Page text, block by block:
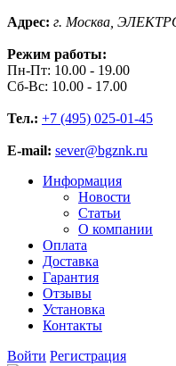
Адрес: г. Москва,
Режим работы:
Пн-Пт: 10.00 - 19.00
Сб-Вс: 10.00 - 17.00
Тел.: +7 (495) 025-01-45
E-mail: sever@bgznk.ru
Информация
Новости
Статьи
О компании
Оплата
Доставка
Гарантия
Отзывы
Установка
Контакты
Войти Регистрация